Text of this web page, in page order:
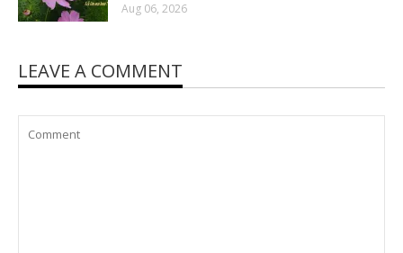
Aug 06, 2026
LEAVE A COMMENT